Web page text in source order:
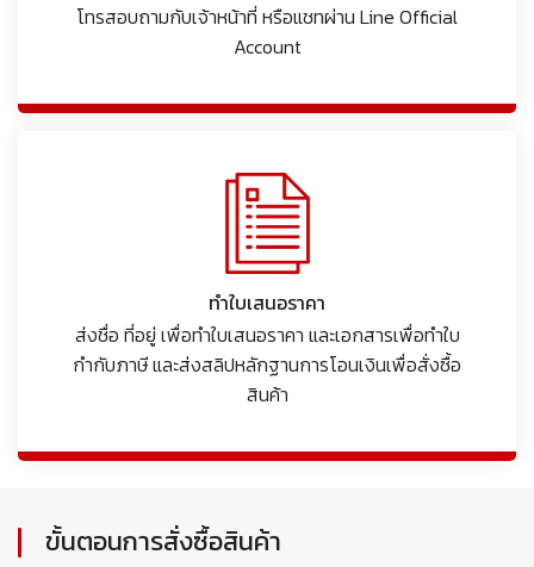
โทรสอบถามกับเจ้าหน้าที่ หรือแชทผ่าน Line Official
Account
ทำใบเสนอราคา
ส่งชื่อ ที่อยู่ เพื่อทำใบเสนอราคา และเอกสารเพื่อทำใบ
กำกับภาษี และส่งสลิปหลักฐานการโอนเงินเพื่อสั่งซื้อ
สินค้า
ขั้นตอนการสั่งซื้อสินค้า